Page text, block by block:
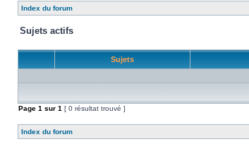
Index du forum
Sujets actifs
Sujets
Page 1 sur 1 [ 0 résultat trouvé ]
Index du forum